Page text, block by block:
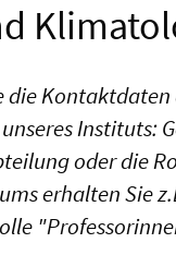
die
Instituts:
oder die
erhalten Sie